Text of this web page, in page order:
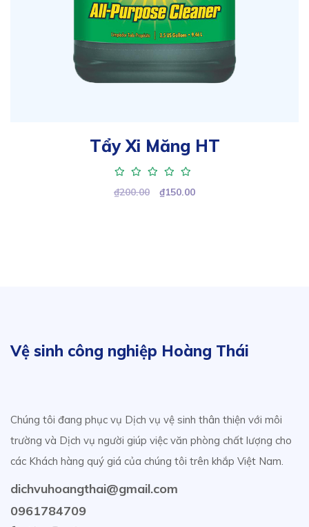
Tẩy Xi Măng HT
₫200.00
Original
₫150.00
Vệ sinh công nghiệp Hoàng Thái
Chúng tôi đang phục vụ Dịch vụ vệ sinh thân thiện với môi
trường và Dịch vụ người giúp việc văn phòng chất lượng cho
các Khách hàng quý giá của chúng tôi trên khắp Việt Nam.
dichvuhoangthai@gmail.com
0961784709